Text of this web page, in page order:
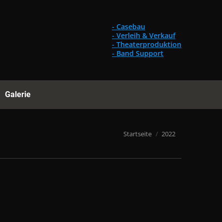
- Casebau
- Verleih & Verkauf
- Theaterproduktion
- Band Support
Galerie
Du bist hier:
Startseite 2022